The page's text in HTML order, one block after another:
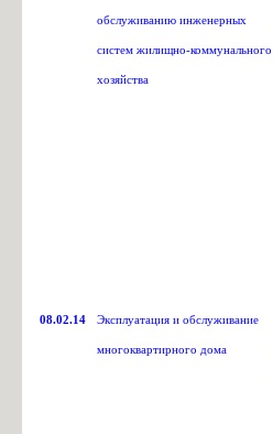
обслуживанию инженерных
систем жилищно-коммунального
хозяйства
08.02.14 Эксплуатация и обслуживание
многоквартирного дома